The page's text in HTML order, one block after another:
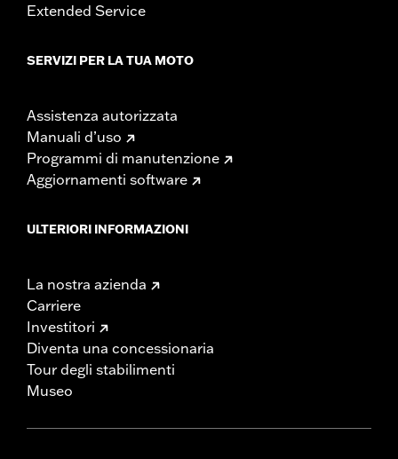
Extended Service
SERVIZI PER LA TUA MOTO
Assistenza autorizzata
Manuali d’uso
Programmi di manutenzione
Aggiornamenti software
ULTERIORI INFORMAZIONI
La nostra azienda
Carriere
Investitori
Diventa una concessionaria
Tour degli stabilimenti
Museo